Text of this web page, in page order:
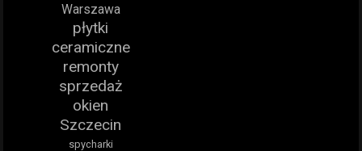
Warszawa
płytki
ceramiczne
remonty
sprzedaż
okien
Szczecin
spycharki